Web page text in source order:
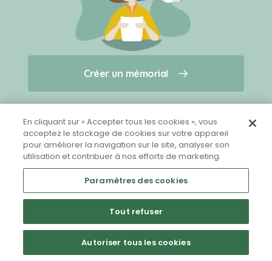
Créer un mémorial
Qui sommes-nous ?
Nous contacter
Partager sur Facebook
Créer un mémorial
En cliquant sur « Accepter tous les cookies », vous
acceptez le stockage de cookies sur votre appareil
pour améliorer la navigation sur le site, analyser son
utilisation et contribuer à nos efforts de marketing.
Paramètres des cookies
Tout refuser
Autoriser tous les cookies